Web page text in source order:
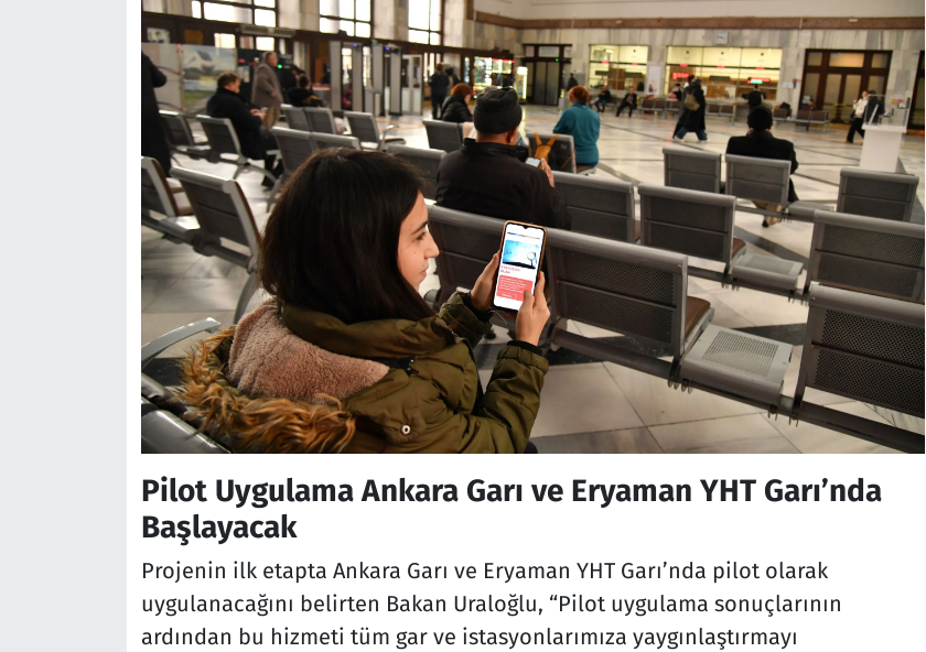
Pilot Uygulama Ankara Garı ve Eryaman YHT Garı’nda
Başlayacak
Projenin ilk etapta Ankara Garı ve Eryaman YHT Garı’nda pilot olarak
uygulanacağını belirten Bakan Uraloğlu, “Pilot uygulama sonuçlarının
ardından bu hizmeti tüm gar ve istasyonlarımıza yaygınlaştırmayı